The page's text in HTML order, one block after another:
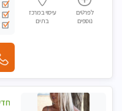
לפרטים
נוספים
עיסוי במרכז
בת ים